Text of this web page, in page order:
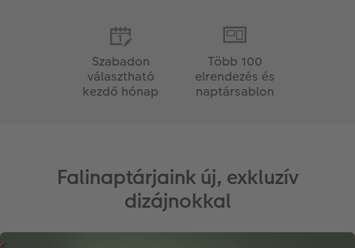
Szabadon
választható
kezdő hónap
Több 100
elrendezés és
naptársablon
Falinaptárjaink új, exkluzív
dizájnokkal